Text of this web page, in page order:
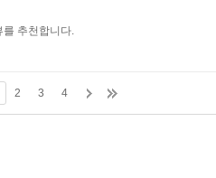
를 추천합니다.
2 3 4